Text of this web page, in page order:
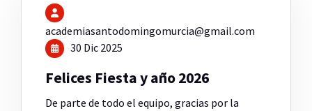
academiasantodomingomurcia@gmail.com
30 Dic 2025
Felices Fiesta y año 2026
De parte de todo el equipo, gracias por la